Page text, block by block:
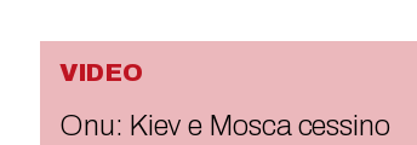
VIDEO
Onu: Kiev e Mosca cessino